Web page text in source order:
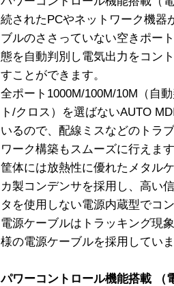
続されたPCやネットワーク機器
ブルのささっていない空きポー
態を自動判別し電気出力をコン
すことができます。
全ポート1000M/100M/10M（自
ト/クロス）を選ばないAUTO
いるので、配線ミスなどのトラ
ワーク構築もスムーズに行えま
筐体には放熱性に優れたメタル
カ製コンデンサを採用し、高い
タを使用しない電源内蔵型でコ
電源ケーブルはトラッキング現
様の電源ケーブルを採用してい
パワーコントロール機能搭載 （